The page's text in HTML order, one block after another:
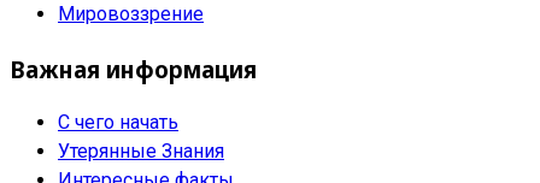
Мировоззрение
Важная информация
С чего начать
Утерянные Знания